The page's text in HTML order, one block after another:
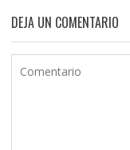
DEJA UN COMENTARIO